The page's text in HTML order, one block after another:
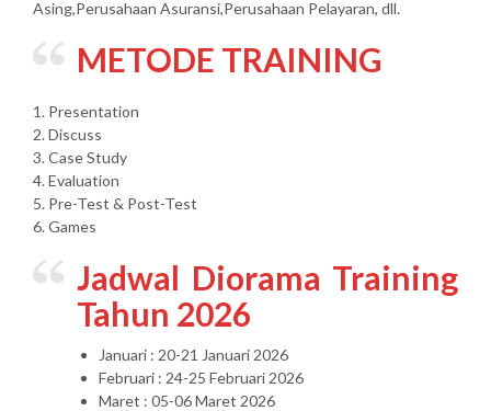
Asing,Perusahaan Asuransi,Perusahaan Pelayaran, dll.
METODE TRAINING
1. Presentation
2. Discuss
3. Case Study
4. Evaluation
5. Pre-Test & Post-Test
6. Games
Jadwal Diorama Training
Tahun 2026
Januari : 20-21 Januari 2026
Februari : 24-25 Februari 2026
Maret : 05-06 Maret 2026